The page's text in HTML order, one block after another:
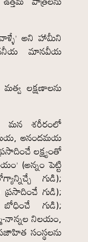
వాళ్ళే’ అని హామీని
మానవీయ
మత్వ లక్షణాలను
మన శరీరంలో
ఆనందమయ
లక్ష్యంతో
(అన్నం పెట్టి
గుడి);
గుడి);
బోధించే గుడి);
నాన్నల నిలయం,
సంస్థలను